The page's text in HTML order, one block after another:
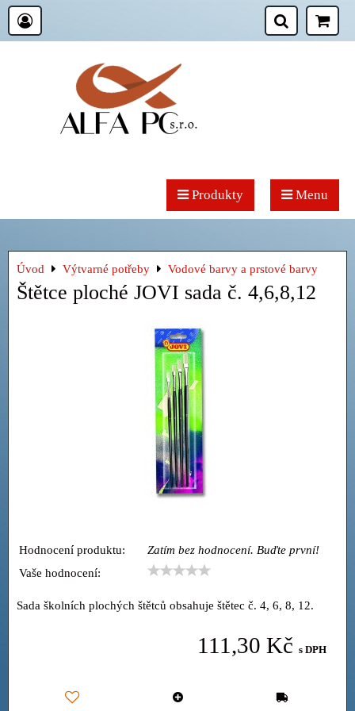
Produkty Menu
Úvod Výtvarné potřeby Vodové barvy a prstové barvy
Štětce ploché JOVI sada č. 4,6,8,12
Hodnocení produktu:
Zatím bez hodnocení. Buďte první!
Vaše hodnocení:
Sada školních plochých štětců obsahuje štětec č. 4, 6, 8, 12.
111,30 Kč s DPH